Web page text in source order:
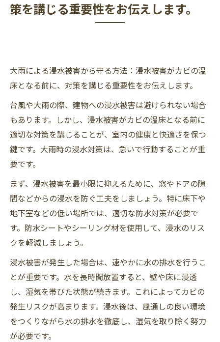
策を講じる重要性をお伝えします。
大雨による浸水被害から守る方法：浸水被害がカビの温
床となる前に、対策を講じる重要性をお伝えします。
台風や大雨の際、建物への浸水被害は避けられない場合
もあります。しかし、浸水被害がカビの温床となる前に
適切な対策を講じることが、室内の健康と快適さを保つ
鍵です。大雨時の浸水対策は、急いで行動することが重
要です。
まず、浸水被害を最小限に抑えるために、窓やドアの隙
間などからの浸水を防ぐ工夫をしましょう。特に床下や
地下室などの低い場所では、適切な防水対策が必要で
す。防水シートやシーリング材を使用して、浸水のリス
クを軽減しましょう。
浸水被害が発生した場合は、速やかに水の排水を行うこ
とが重要です。水を長時間放置すると、壁や床に浸透
し、湿気を帯びた状態が続きます。これによってカビの
発生リスクが高まります。浸水後は、風通しの良い環境
をつくりながら水の排水を徹底し、湿気を取り除く努力
が必要です。